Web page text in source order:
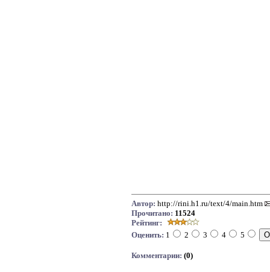
Автор: http://rini.h1.ru/text/4/main.htm
Прочитано: 11524
Рейтинг:
Оценить: 1 2 3 4 5
Комментарии: (0)